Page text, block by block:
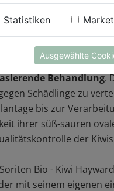
von synthetischen
Behandlung.
Schädlinge zu
bis zur
ihrer süß-sauren
der
Bio - Kiwi
mit seinem eigenen
Statistiken
Ausgewählte